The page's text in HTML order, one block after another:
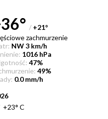
/ +21°
zachmurzenie
NW 3 km/h
1016 hPa
47%
49%
0.0 mm/h
+23° C